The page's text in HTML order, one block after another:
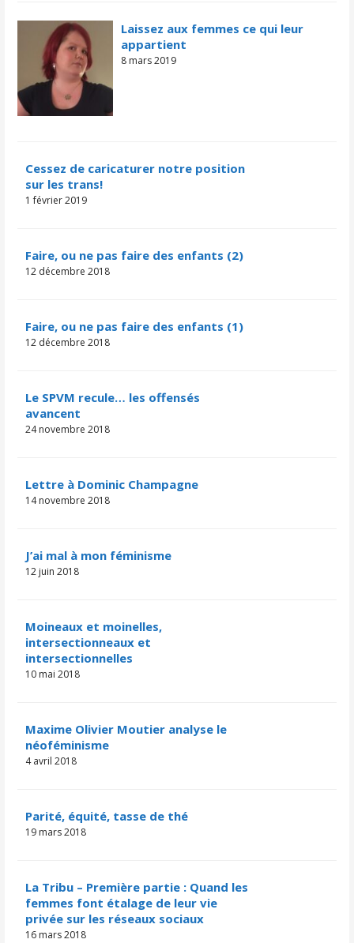
Laissez aux femmes ce qui leur
appartient
8 mars 2019
Cessez de caricaturer notre position
sur les trans!
1 février 2019
Faire, ou ne pas faire des enfants (2)
12 décembre 2018
Faire, ou ne pas faire des enfants (1)
12 décembre 2018
Le SPVM recule… les offensés
avancent
24 novembre 2018
Lettre à Dominic Champagne
14 novembre 2018
J’ai mal à mon féminisme
12 juin 2018
Moineaux et moinelles,
intersectionneaux et
intersectionnelles
10 mai 2018
Maxime Olivier Moutier analyse le
néoféminisme
4 avril 2018
Parité, équité, tasse de thé
19 mars 2018
La Tribu – Première partie : Quand les
femmes font étalage de leur vie
privée sur les réseaux sociaux
16 mars 2018